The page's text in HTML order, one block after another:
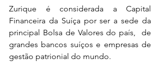
Zurique é considerada a Capital
Financeira da Suíça por ser a sede da
principal Bolsa de Valores do país,  de
grandes bancos suíços e empresas de
gestão patrionial do mundo.